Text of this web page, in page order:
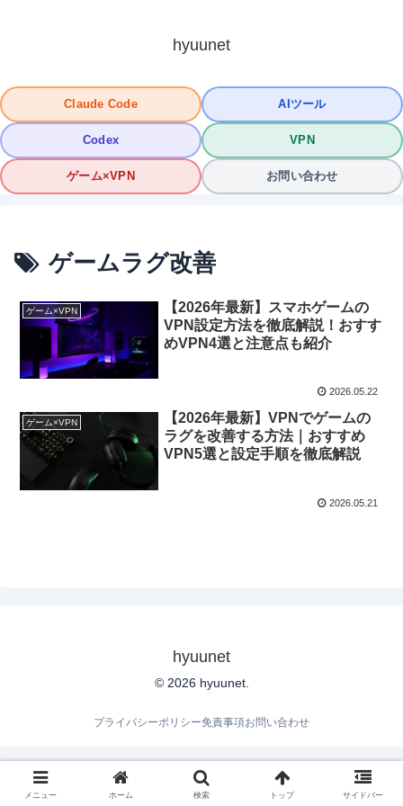
hyuunet
Claude Code AIツール
Codex VPN
ゲーム×VPN お問い合わせ
ゲームラグ改善
ゲーム×VPN
【2026年最新】スマホゲームの
VPN設定方法を徹底解説！おすす
めVPN4選と注意点も紹介
2026.05.22
ゲーム×VPN
【2026年最新】VPNでゲームの
ラグを改善する方法｜おすすめ
VPN5選と設定手順を徹底解説
2026.05.21
hyuunet
© 2026 hyuunet.
プライバシーポリシー免責事項お問い合わせ
メニュー ホーム 検索 トップ サイドバー